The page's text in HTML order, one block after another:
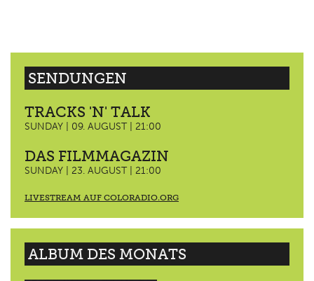
SENDUNGEN
TRACKS 'N' TALK
SUNDAY | 09. AUGUST | 21:00
DAS FILMMAGAZIN
SUNDAY | 23. AUGUST | 21:00
LIVESTREAM AUF COLORADIO.ORG
ALBUM DES MONATS